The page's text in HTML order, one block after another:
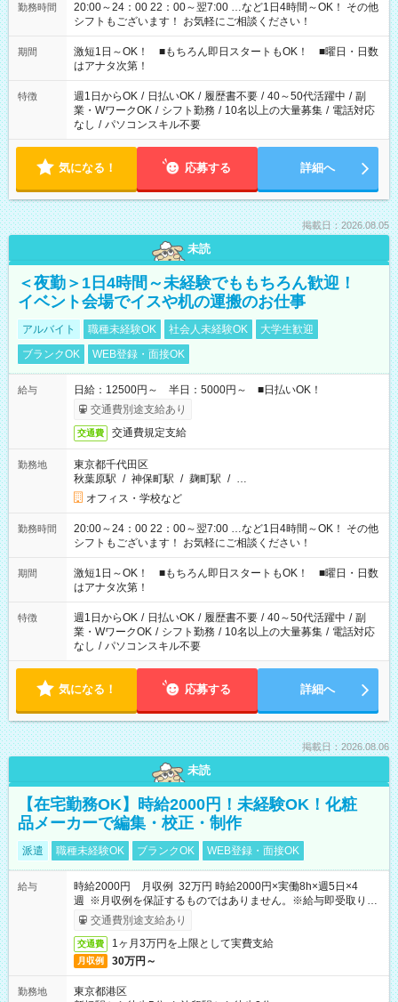
勤務時間
20:00～24：00 22：00～翌7:00 …など1日4時間～OK！ その他
シフトもございます！ お気軽にご相談ください！
期間
激短1日～OK！ ■もちろん即日スタートもOK！ ■曜日・日数
はアナタ次第！
特徴 週1日からOK / 日払いOK / 履歴書不要 / 40～50代活躍中 / 副
業・WワークOK / シフト勤務 / 10名以上の大量募集 / 電話対応
なし / パソコンスキル不要
気になる！ 応募する 詳細へ
掲載日：2026.08.05
未読
＜夜勤＞1日4時間～未経験でももちろん歓迎！
イベント会場でイスや机の運搬のお仕事
アルバイト 職種未経験OK 社会人未経験OK
大学生歓迎
ブランクOK
WEB登録・面接OK
給与
日給：12500円～ 半日：5000円～ ■日払いOK！
交通費別途支給あり
交通費 交通費規定支給
勤務地
東京都千代田区
秋葉原駅 / 神保町駅 / 麹町駅 / …
オフィス・学校など
勤務時間
20:00～24：00 22：00～翌7:00 …など1日4時間～OK！ その他
シフトもございます！ お気軽にご相談ください！
期間
激短1日～OK！ ■もちろん即日スタートもOK！ ■曜日・日数
はアナタ次第！
特徴 週1日からOK / 日払いOK / 履歴書不要 / 40～50代活躍中 / 副
業・WワークOK / シフト勤務 / 10名以上の大量募集 / 電話対応
なし / パソコンスキル不要
気になる！ 応募する 詳細へ
掲載日：2026.08.06
未読
【在宅勤務OK】時給2000円！未経験OK！化粧
品メーカーで編集・校正・制作
派遣 職種未経験OK ブランクOK WEB登録・面接OK
給与
時給2000円 月収例 32万円 時給2000円×実働8h×週5日×4
週 ※月収例を保証するものではありません。※給与即受取りサ
ービス利用可（利用条件有）
交通費別途支給あり
交通費 1ヶ月3万円を上限として実費支給
月収例 30万円～
勤務地
東京都港区